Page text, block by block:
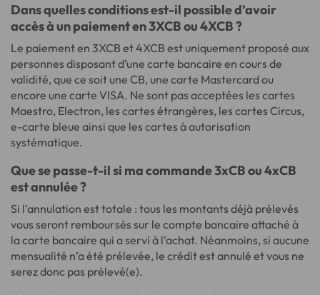
Dans quelles conditions est-il possible d’avoir
accès à un paiement en 3XCB ou 4XCB ?
Le paiement en 3XCB et 4XCB est uniquement proposé aux
personnes disposant d’une carte bancaire en cours de
validité, que ce soit une CB, une carte Mastercard ou
encore une carte VISA. Ne sont pas acceptées les cartes
Maestro, Electron, les cartes étrangères, les cartes Circus,
e-carte bleue ainsi que les cartes à autorisation
systématique.
Que se passe-t-il si ma commande 3xCB ou 4xCB
est annulée ?
Si l’annulation est totale : tous les montants déjà prélevés
vous seront remboursés sur le compte bancaire attaché à
la carte bancaire qui a servi à l'achat. Néanmoins, si aucune
mensualité n’a été prélevée, le crédit est annulé et vous ne
serez donc pas prélevé(e).